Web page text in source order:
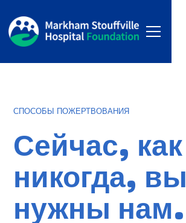
СПОСОБЫ ПОЖЕРТВОВАНИЯ
Сейчас, как
никогда, вы
нужны нам.